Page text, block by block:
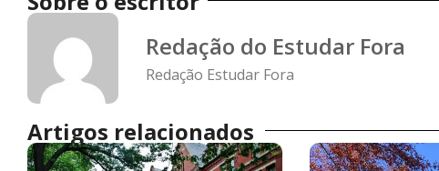
Redação do Estudar Fora
Redação Estudar Fora
Artigos relacionados